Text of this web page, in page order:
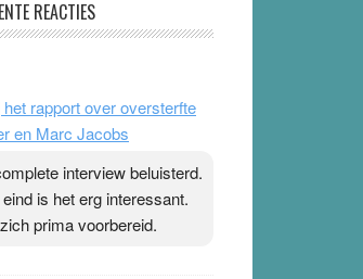
van Beek
ermee hun hartslag te
zuurstof opnemen.
geen effect. Maar het
Pleisterplakkers in de
REACTIES
rapport over oversterfte
en Marc Jacobs
interview beluisterd.
is het erg interessant.
prima voorbereid.